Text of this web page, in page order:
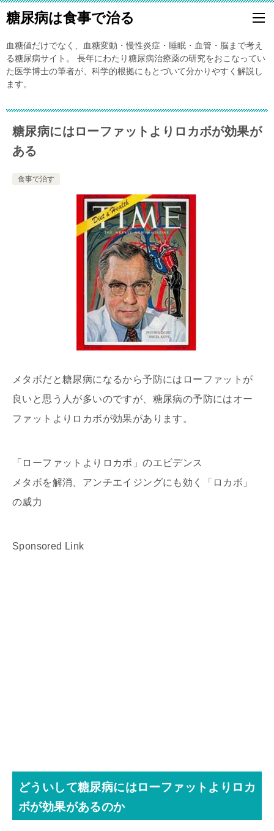
糖尿病は食事で治る
血糖値だけでなく、血糖変動・慢性炎症・睡眠・血管・脳まで考え
る糖尿病サイト。 長年にわたり糖尿病治療薬の研究をおこなってい
た医学博士の筆者が、科学的根拠にもとづいて分かりやすく解説し
ます。
糖尿病にはローファットよりロカボが効果が
ある
食事で治す
メタボだと糖尿病になるから予防にはローファットが
良いと思う人が多いのですが、糖尿病の予防にはオー
ファットよりロカボが効果があります。
「ローファットよりロカボ」のエビデンス
メタボを解消、アンチエイジングにも効く「ロカボ」
の威力
Sponsored Link
どういして糖尿病にはローファットよりロカ
ボが効果があるのか